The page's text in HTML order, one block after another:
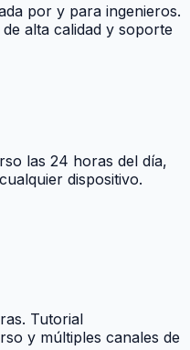
por y para ingenieros.
alta calidad y soporte
las 24 horas del día,
dispositivo.
Tutorial
y múltiples canales de